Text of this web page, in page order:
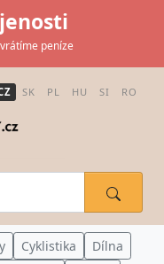
peníze
SK PL HU SI RO
Cyklistika
Dílna